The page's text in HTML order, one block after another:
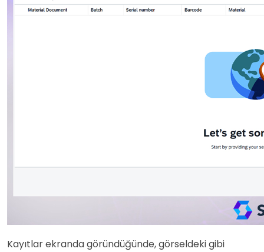
Kayıtlar ekranda göründüğünde, görseldeki gibi